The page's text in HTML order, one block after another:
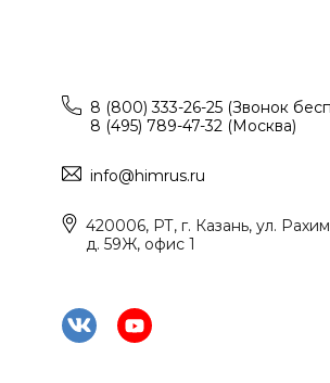
8 (800) 333-26-25 (Звонок
8 (495) 789-47-32 (Москва)
info@himrus.ru
420006, РТ, г. Казань, ул.
д. 59Ж, офис 1